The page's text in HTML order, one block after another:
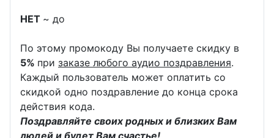
НЕТ ~ до
По этому промокоду Вы получаете скидку в
5% при заказе любого аудио поздравления.
Каждый пользователь может оплатить со
скидкой одно поздравление до конца срока
действия кода.
Поздравляйте своих родных и близких Вам